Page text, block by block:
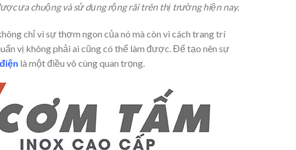
ưa chuộng và sử dụng rộng rãi trên thị trường hiện nay.
chỉ vì sự thơm ngon của nó mà còn vì cách trang trí
vị không phải ai cũng có thể làm được. Để tạo nên sự
là một điều vô cùng quan trọng.